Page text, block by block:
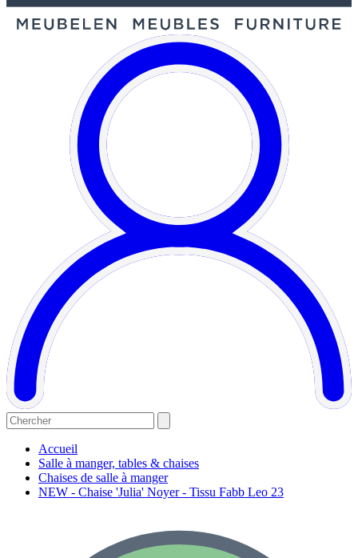
Accueil
Salle à manger, tables & chaises
Chaises de salle à manger
NEW - Chaise 'Julia' Noyer - Tissu Fabb Leo 23